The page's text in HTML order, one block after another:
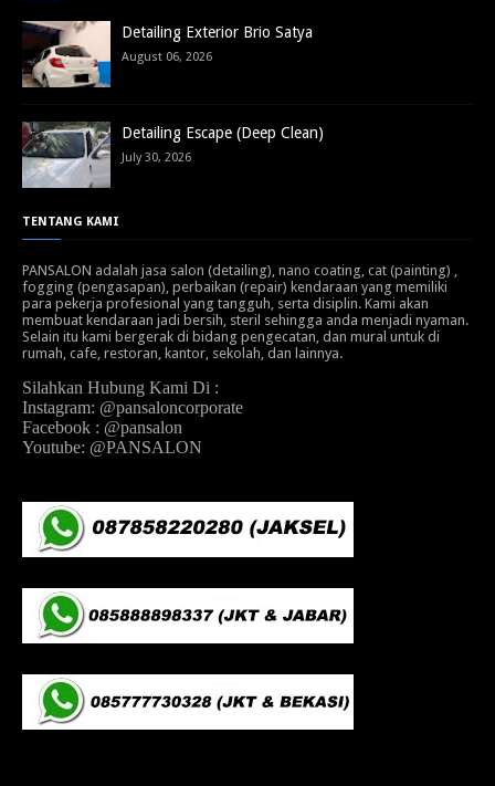
Detailing Exterior Brio Satya
August 06, 2026
Detailing Escape (Deep Clean)
July 30, 2026
TENTANG KAMI
PANSALON adalah jasa salon (detailing), nano coating, cat (painting) ,
fogging (pengasapan), perbaikan (repair) kendaraan yang memiliki
para pekerja profesional yang tangguh, serta disiplin. Kami akan
membuat kendaraan jadi bersih, steril sehingga anda menjadi nyaman.
Selain itu kami bergerak di bidang pengecatan, dan mural untuk di
rumah, cafe, restoran, kantor, sekolah, dan lainnya.
Silahkan Hubung Kami Di :
Instagram: @pansaloncorporate
Facebook : @pansalon
Youtube: @PANSALON